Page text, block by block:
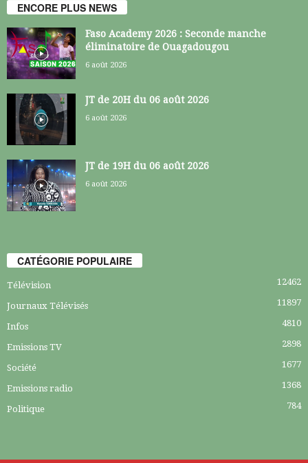
ENCORE PLUS NEWS
Faso Academy 2026 : Seconde manche
éliminatoire de Ouagadougou
6 août 2026
JT de 20H du 06 août 2026
6 août 2026
JT de 19H du 06 août 2026
6 août 2026
CATÉGORIE POPULAIRE
Télévision 12462
Journaux Télévisés 11897
Infos 4810
Emissions TV 2898
Société 1677
Emissions radio 1368
Politique 784